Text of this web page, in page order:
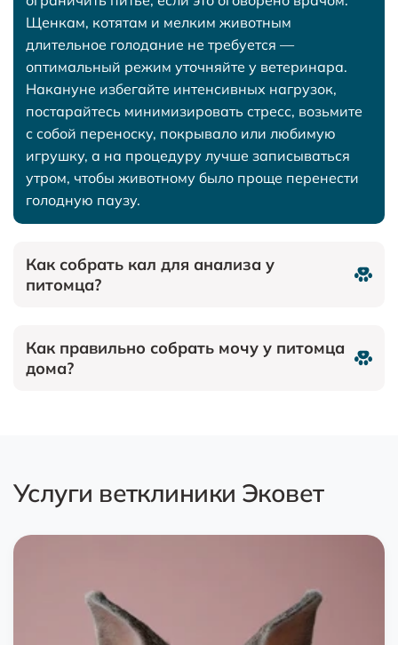
Щенкам, котятам и мелким животным
длительное голодание не требуется —
оптимальный режим уточняйте у ветеринара.
Накануне избегайте интенсивных нагрузок,
постарайтесь минимизировать стресс, возьмите
с собой переноску, покрывало или любимую
игрушку, а на процедуру лучше записываться
утром, чтобы животному было проще перенести
голодную паузу.
Как собрать кал для анализа у
питомца?
Как правильно собрать мочу у питомца
дома?
Услуги ветклиники Эковет